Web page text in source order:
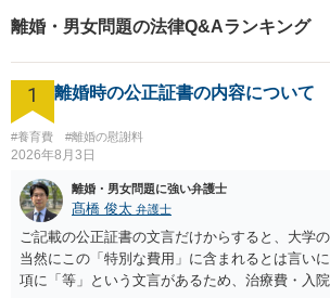
リット（デメリットとしては特に、相手方が争い時間
的な負担が増すことが考えられました）を説明して依
離婚・男女問題の法律Q&Aランキング
1 離婚時の公正証書の内容について
#養育費 #離婚の慰謝料
2026年8月3日
離婚・男女問題に強い弁護士
髙橋 俊太 弁護士
ご記載の公正証書の文言だけからすると、大学
当然にこの「特別な費用」に含まれるとは言い
項に「等」という文言があるため、治療費・入